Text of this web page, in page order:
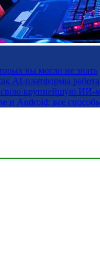
вы могли не знать
AI-платформы
свою крупнейшую ИИ-
и Android: все